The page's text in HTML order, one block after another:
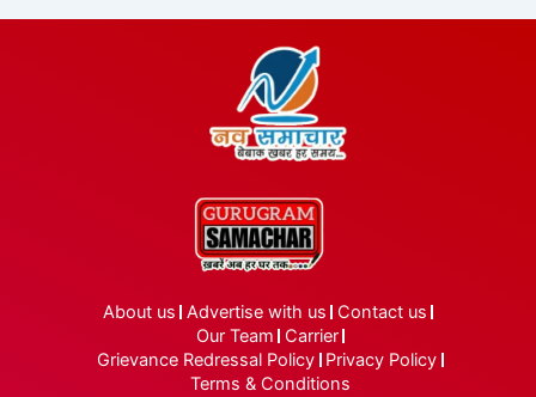
About us Advertise with us Contact us
Our Team Carrier
Grievance Redressal Policy Privacy Policy
Terms & Conditions